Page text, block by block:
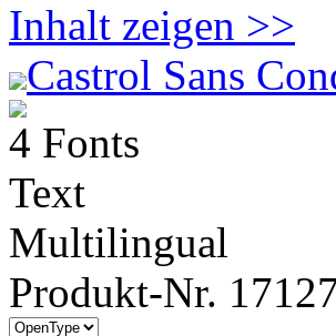
Inhalt zeigen >>
Castrol Sans
4 Fonts
Text
Multilingual
Produkt-Nr.